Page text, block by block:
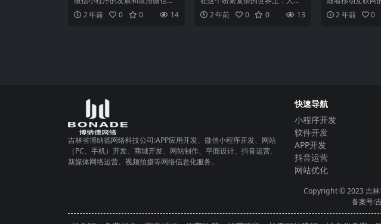
程序是一种在微信平台上运行的
轻应用程序，它的出现为我
2 年前 0 0 14
世界！
时刻充满着对未知事物的好奇
心。我们渴望探索新的知识、
2 年前 0 0 13
作为一种轻量级
速走进了人们的
2 年前 0
吉林省博纳德网络科技公司:APP应用开发、微信小程序开发、网站
（PC、手机）开发、商城开发、网站制作、平面设计、抖音运营、
新媒体网络运营、视频拍摄等网络信息化服务。
快速导航
小程序开发
软件开发
APP开发
抖音运营
网站优化
Copyright © 2023吉
备案号: